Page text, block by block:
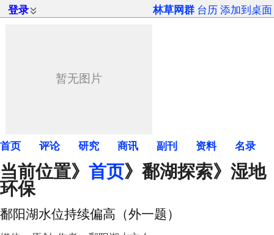
登录 林草网群 台历 添加到桌面
首页 评论 研究 商讯 副刊 资料 名录
当前位置》 首页》 鄱湖探索》湿地
环保
鄱阳湖水位持续偏高（外一题）